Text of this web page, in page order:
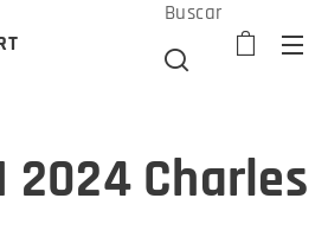
Buscar
2024 Charles